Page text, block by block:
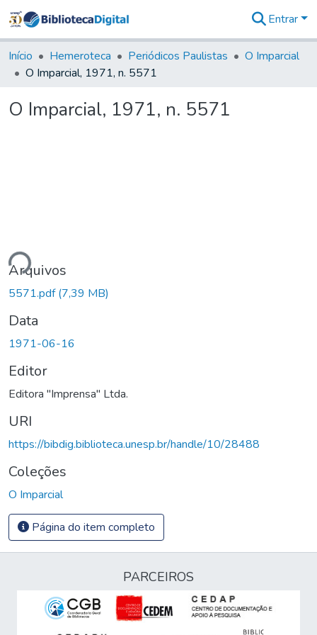
&
Coleções
Tudo na
Digital
Entrar
Início Hemeroteca Periódicos Paulistas
O Imparcial
O Imparcial, 1971, n. 5571
O Imparcial, 1971, n. 5571
Arquivos
5571.pdf(7,39 MB)
Data
1971-06-16
Editor
Editora "Imprensa" Ltda.
URI
https://bibdig.biblioteca.unesp.br/handle/10/28488
Coleções
O Imparcial
Página do item completo
PARCEIROS